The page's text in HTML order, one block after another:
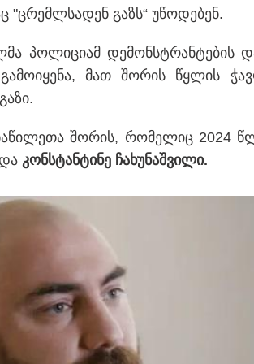
კატეგორიის
ავიწროებდა - თუ
გამოჩნდება 10 000
ლარს ოფიციალურად,
სახალხოდ გადავცემ" -
ეკა კუპატაძე
განცხადებას
ავრცელებს
"ცრემლსა­დენ გაზს“ უწო­დე­ბენ.
პო­ლი­ცი­ამ დე­მონ­სტრან­ტე­ბის
გა­მო­ი­ყე­ნა, მათ შო­რის წყლის
შო­რის, რო­მე­ლიც 2024
კონ­სტან­ტი­ნე ჩა­ხუ­ნაშ­ვი­ლი.